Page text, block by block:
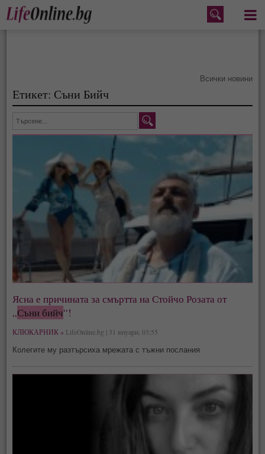
Меню
Всички новини
Етикет: Съни Бийч
Ясна е причината за смъртта на Стойчо Розата от
„Съни бийч“!
КЛЮКАРНИК » LifeOnline.bg | 31 януари, 03:55
Колегите му разтърсиха мрежата с тъжни послания